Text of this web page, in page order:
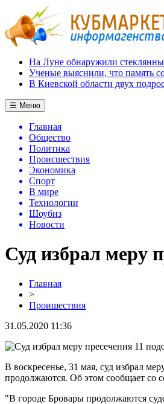
На Луне обнаружили
Ученые выяснили, что память
В Киевской области двух
☰ Меню
Главная
Общество
Политика
Происшествия
Экономика
Спорт
В мире
Технологии
Шоубиз
Новости
Суд избрал меру
Главная
>
Проишествия
31.05.2020 11:36
В воскресенье, 31 мая, суд избрал
продолжаются. Об этом сообщает со
"В городе Бровары продолжаются